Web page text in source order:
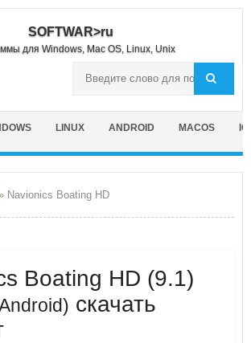
SOFTWAR>ru
для Windows, Mac OS, Linux, Unix
LINUX ANDROID MACOS
Navionics Boating HD
Boating HD (9.1)
скачать